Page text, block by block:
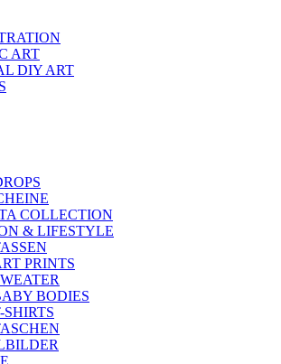
ART
DIY ART
COLLECTION
& LIFESTYLE
PRINTS
BODIES
SHIRTS